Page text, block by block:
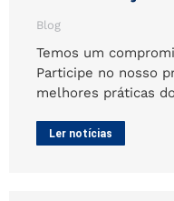
Blog
Temos um
Participe no nosso
melhores práticas
Ler notícias